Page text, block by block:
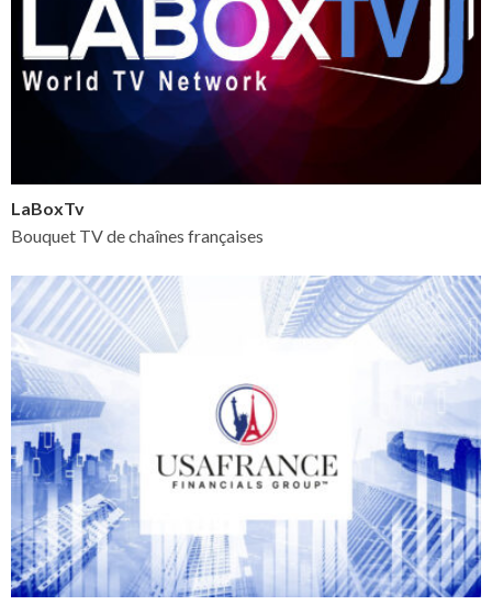
LaBoxTv
Bouquet TV de chaînes françaises